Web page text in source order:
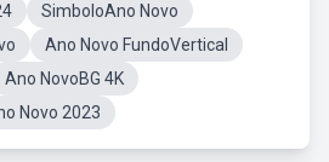
SimboloAno Novo
Ano Novo FundoVertical
Ano NovoBG 4K
Novo 2023